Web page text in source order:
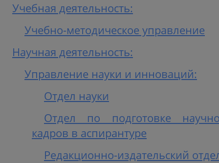
Учебная деятельность:
Учебно-методическое управление
Научная деятельность:
Управление науки и инноваций:
Отдел науки
Отдел по подготовке научно-
кадров в аспирантуре
Редакционно-издательский